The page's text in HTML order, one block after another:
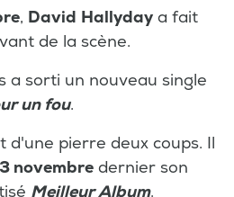
, David Hallyday a fait
de la scène.
a sorti un nouveau single
un fou.
d'une pierre deux coups. Il
novembre dernier son
Meilleur Album.